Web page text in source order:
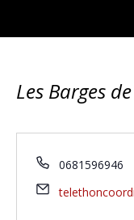
Les Barges
Téléphone
0681596946
Email